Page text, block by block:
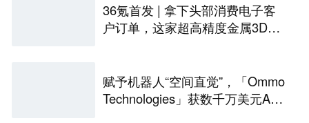
36氪首发 | 拿下头部消费电子客
户订单，这家超高精度金属3D打
赋予机器人“空间直觉”，「Ommo
Technologies」获数千万美元A轮